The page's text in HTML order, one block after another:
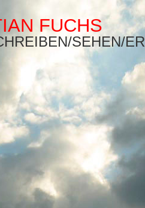
FUCHS
/SEHEN/